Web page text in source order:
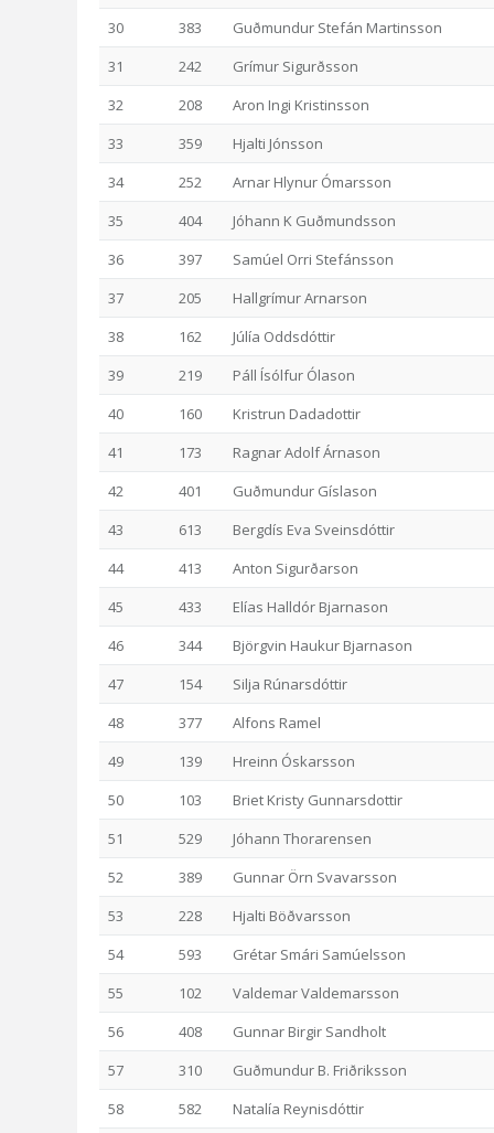
30
383
Guðmundur Stefán Martinsson
31
242
Grímur Sigurðsson
32
208
Aron Ingi Kristinsson
33
359
Hjalti Jónsson
34
252
Arnar Hlynur Ómarsson
35
404
Jóhann K Guðmundsson
36
397
Samúel Orri Stefánsson
37
205
Hallgrímur Arnarson
38
162
Júlía Oddsdóttir
39
219
Páll Ísólfur Ólason
40
160
Kristrun Dadadottir
41
173
Ragnar Adolf Árnason
42
401
Guðmundur Gíslason
43
613
Bergdís Eva Sveinsdóttir
44
413
Anton Sigurðarson
45
433
Elías Halldór Bjarnason
46
344
Björgvin Haukur Bjarnason
47
154
Silja Rúnarsdóttir
48
377
Alfons Ramel
49
139
Hreinn Óskarsson
50
103
Briet Kristy Gunnarsdottir
51
529
Jóhann Thorarensen
52
389
Gunnar Örn Svavarsson
53
228
Hjalti Böðvarsson
54
593
Grétar Smári Samúelsson
55
102
Valdemar Valdemarsson
56
408
Gunnar Birgir Sandholt
57
310
Guðmundur B. Friðriksson
58
582
Natalía Reynisdóttir